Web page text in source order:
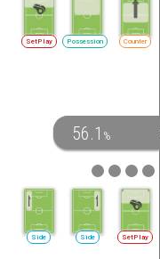
Counter
Possession
SetPlay
56.1 %
SetPlay
Side
Side